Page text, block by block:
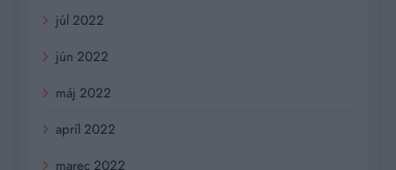
júl 2022
jún 2022
máj 2022
apríl 2022
marec 2022